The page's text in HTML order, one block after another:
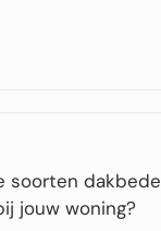
soorten
jouw woning?